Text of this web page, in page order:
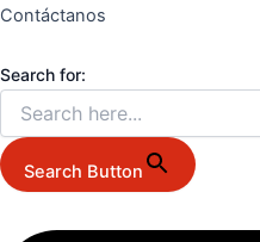
Contáctanos
Search for:
Search Button